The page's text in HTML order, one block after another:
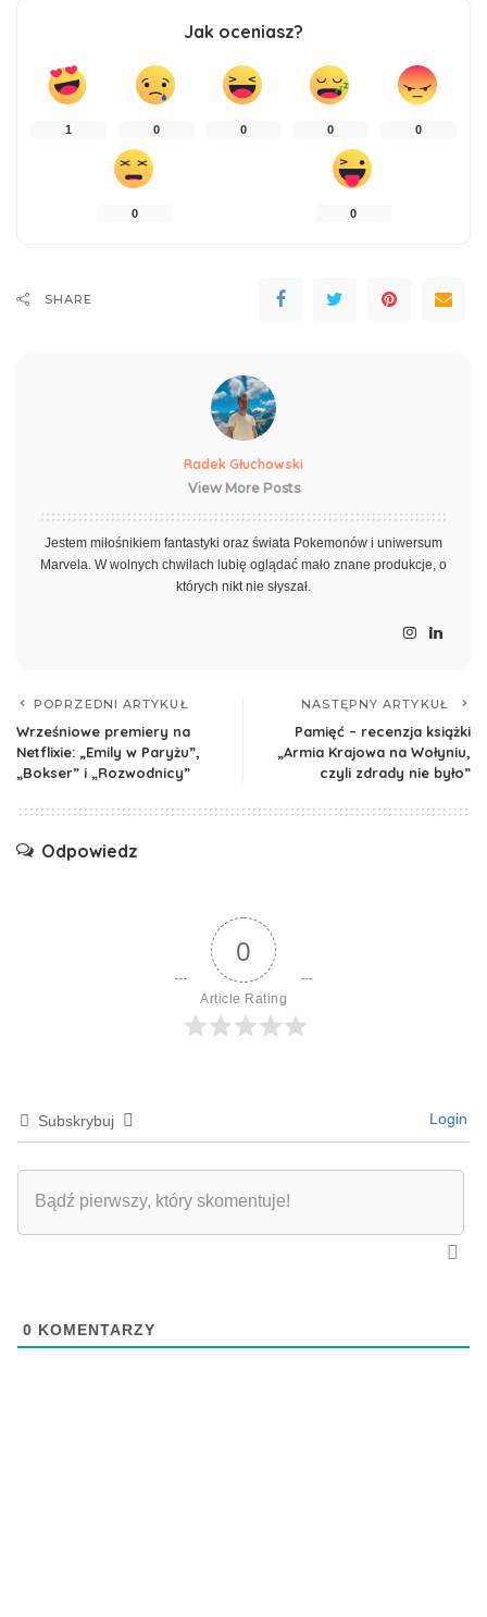
Jak oceniasz?
1 0 0 0 0
0 0
SHARE
Radek Głuchowski
View More Posts
Jestem miłośnikiem fantastyki oraz świata Pokemonów i uniwersum
Marvela. W wolnych chwilach lubię oglądać mało znane produkcje, o
których nikt nie słyszał.
POPRZEDNI ARTYKUŁ
Wrześniowe premiery na
Netflixie: „Emily w Paryżu”,
„Bokser” i „Rozwodnicy”
NASTĘPNY ARTYKUŁ
Pamięć – recenzja książki
„Armia Krajowa na Wołyniu,
czyli zdrady nie było”
Odpowiedz
0
Article Rating
Subskrybuj Login
0 KOMENTARZY